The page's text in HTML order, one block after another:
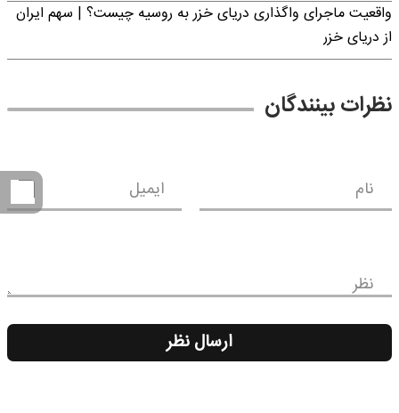
واقعیت ماجرای واگذاری دریای خزر به روسیه چیست؟ | سهم ایران
از دریای خزر
نظرات بینندگان
نام ایمیل
نظر
ارسال نظر